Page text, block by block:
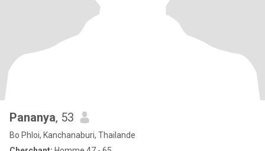
Pananya, 53
Bo Phloi, Kanchanaburi, Thailande